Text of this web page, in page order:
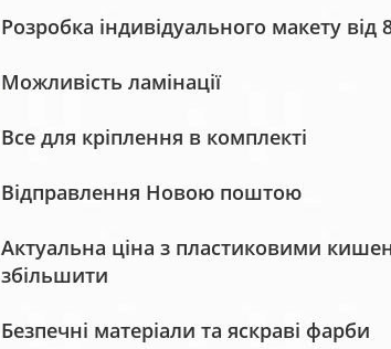
Розробка індивідуального макету від
Можливість ламінації
Все для кріплення в комплекті
Відправлення Новою поштою
Актуальна ціна з пластиковими
збільшити
Безпечні матеріали та яскраві фарби